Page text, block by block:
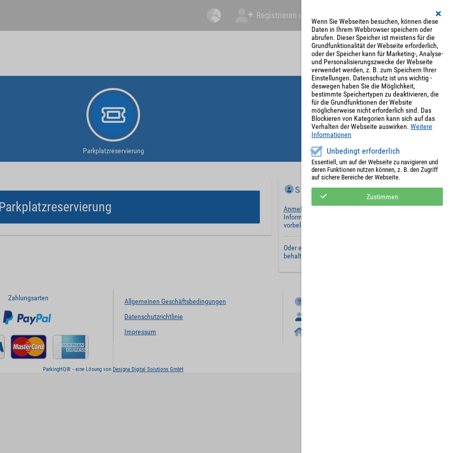
Registrieren und Angebot abgeben Mein Account
Parkplatzreservierung
Sie haben bereits ein Konto?
Anmelden
Informationen mit Ihren Standardwerten
vorbelegen.
Oder erstellen Sie ein
behalten Sie Ihre Einstellungen für später.
Zahlungsarten
Allgemeinen Geschäftsbedingungen
Datenschutzrichtlinie
Impressum
ParkingHQ® - eine Lösung von Designa Digital Solutions GmbH
Wenn Sie Webseiten besuchen, können diese
Daten in Ihrem Webbrowser speichern oder
abrufen. Dieser Speicher ist meistens für die
Grundfunktionalität der Webseite erforderlich,
oder der Speicher kann für Marketing-, Analyse-
und Personalisierungszwecke der Webseite
verwendet werden, z. B. zum Speichern Ihrer
Einstellungen. Datenschutz ist uns wichtig -
deswegen haben Sie die Möglichkeit,
bestimmte Speichertypen zu deaktivieren, die
für die Grundfunktionen der Website
möglicherweise nicht erforderlich sind. Das
Blockieren von Kategorien kann sich auf das
Verhalten der Webseite auswirken. Weitere
Informationen
Unbedingt erforderlich
Essentiell, um auf der Webseite zu navigieren und
deren Funktionen nutzen können, z. B. den Zugriff
auf sichere Bereiche der Webseite.
Zustimmen